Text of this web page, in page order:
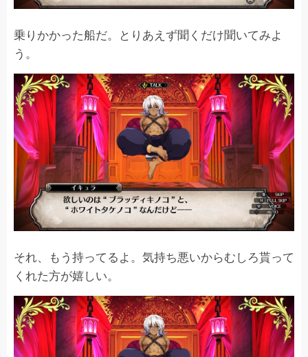
乗りかかった船だ。とりあえず聞くだけ聞いてみよ
う。
それ、もう持ってるよ。気持ち悪いからむしろ貰って
くれた方が嬉しい。